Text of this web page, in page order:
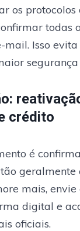
os protocolos
todas
mail. Isso
segurança
crédito
é
geralmente
mais, envie
digital e
oficiais.